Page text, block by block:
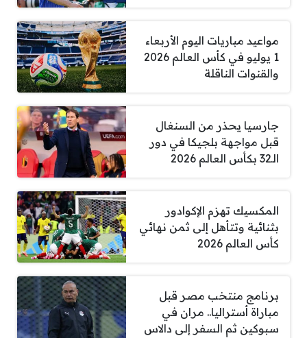
مواعيد مباريات اليوم الأربعاء
1 يوليو في كأس العالم 2026
والقنوات الناقلة
جارسيا يحذر من السنغال
قبل مواجهة بلجيكا في دور
الـ32 بكأس العالم 2026
المكسيك تهزم الإكوادور
بثنائية وتتأهل إلى ثمن نهائي
كأس العالم 2026
برنامج منتخب مصر قبل
مباراة أستراليا.. مران في
سبوكين ثم السفر إلى دالاس